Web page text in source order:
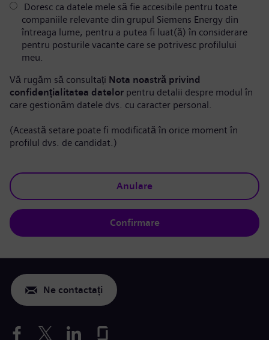
Doresc ca datele mele să fie accesibile pentru toate
companiile relevante din grupul Siemens Energy din
întreaga lume, pentru a putea fi luat(ă) în considerare
pentru posturile vacante care se potrivesc profilului
meu.
Vă rugăm să consultați Nota noastră privind
confidențialitatea datelor pentru detalii despre modul în
care gestionăm datele dvs. cu caracter personal.
(Această setare poate fi modificată în orice moment în
profilul dvs. de candidat.)
Anulare
Confirmare
Ne contactați